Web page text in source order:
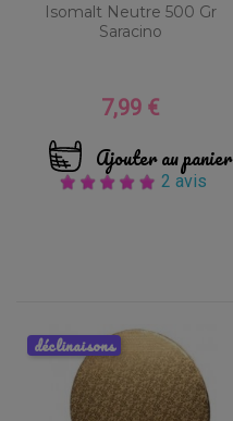
Isomalt Neutre 500 Gr
Saracino
Prix
7,99 €
Ajouter au panier
2 avis
déclinaisons